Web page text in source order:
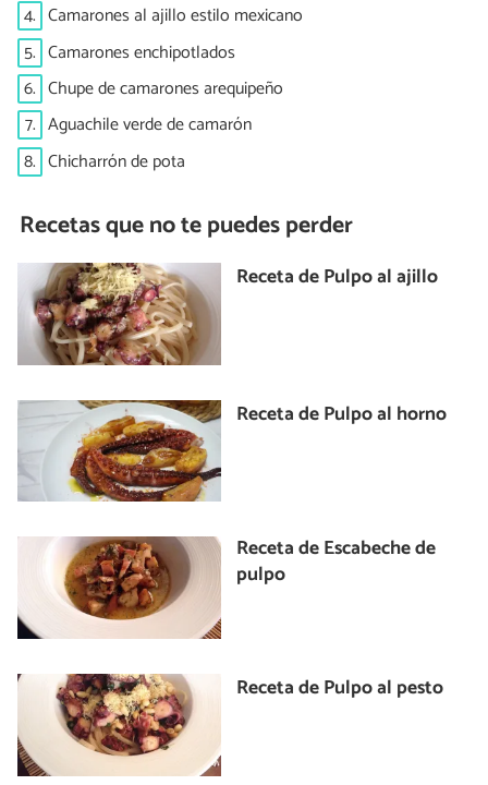
4. Camarones al ajillo estilo mexicano
5. Camarones enchipotlados
6. Chupe de camarones arequipeño
7. Aguachile verde de camarón
8. Chicharrón de pota
Recetas que no te puedes perder
Receta de Pulpo al ajillo
Receta de Pulpo al horno
Receta de Escabeche de
pulpo
Receta de Pulpo al pesto